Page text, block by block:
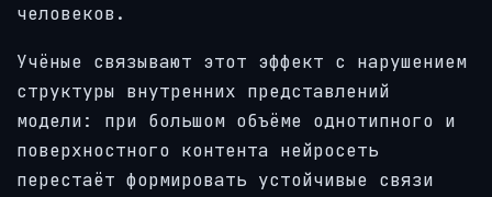
человеков.
Учёные связывают этот эффект с нарушением
структуры внутренних представлений
модели: при большом объёме однотипного и
поверхностного контента нейросеть
перестаёт формировать устойчивые связи